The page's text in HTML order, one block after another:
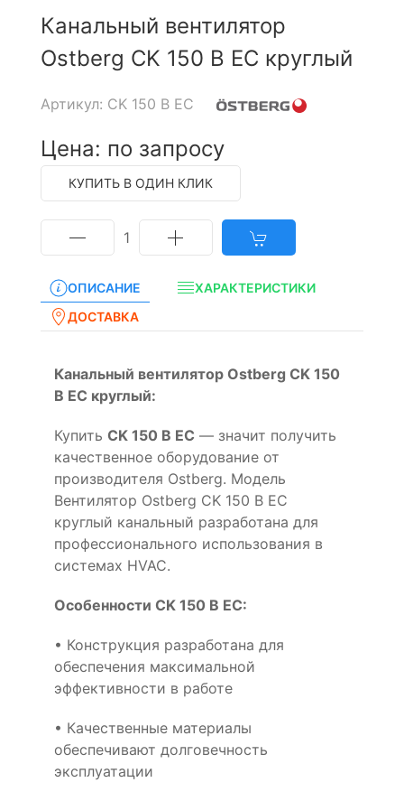
Канальный вентилятор
Ostberg CK 150 B EC круглый
Артикул: CK 150 B EC
Цена: по запросу
КУПИТЬ В ОДИН КЛИК
1
ОПИСАНИЕ
ХАРАКТЕРИСТИКИ
ДОСТАВКА
Канальный вентилятор Ostberg CK 150
B EC круглый:
Купить CK 150 B EC — значит получить
качественное оборудование от
производителя Ostberg. Модель
Вентилятор Ostberg CK 150 B EC
круглый канальный разработана для
профессионального использования в
системах HVAC.
Особенности CK 150 B EC:
• Конструкция разработана для
обеспечения максимальной
эффективности в работе
• Качественные материалы
обеспечивают долговечность
эксплуатации